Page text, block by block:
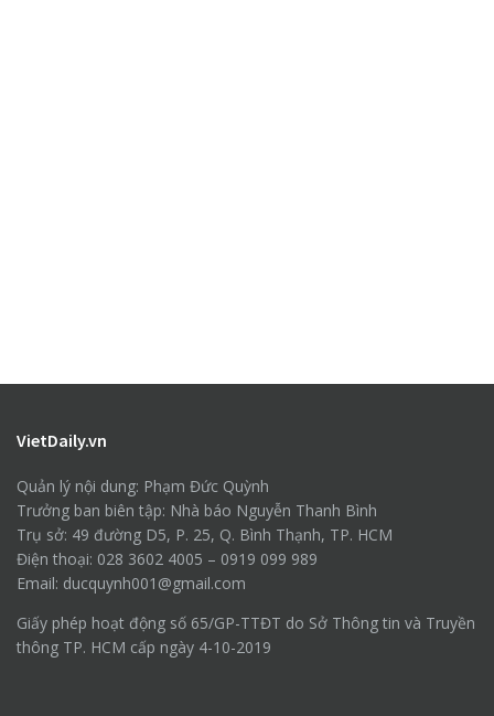
VietDaily.vn
Quản lý nội dung: Phạm Đức Quỳnh
Trưởng ban biên tập: Nhà báo Nguyễn Thanh Bình
Trụ sở: 49 đường D5, P. 25, Q. Bình Thạnh, TP. HCM
Điện thoại: 028 3602 4005 – 0919 099 989
Email: ducquynh001@gmail.com
Giấy phép hoạt động số 65/GP-TTĐT do Sở Thông tin và Truyền
thông TP. HCM cấp ngày 4-10-2019